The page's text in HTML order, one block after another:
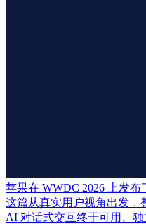
苹果在 WWDC 2026 上发布
这篇从真实用户视角出发，
AI 对话式交互终于可用、独